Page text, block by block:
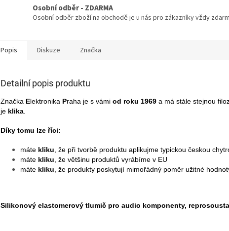
Osobní odběr - ZDARMA
Osobní odběr zboží na obchodě je u nás pro zákazníky vždy
Popis Diskuze Značka
Detailní popis produktu
Značka Elektronika Praha je s vámi od roku 1969 a má stále stejnou
je klika
Díky tomu lze říci:
máte kliku , že při tvorbě produktu aplikujme typickou českou
máte kliku , že většinu produktů vyrábíme v EU
máte kliku , že produkty poskytují mimořádný poměr užitné
Silikonový elastomerový tlumič pro audio komponenty,